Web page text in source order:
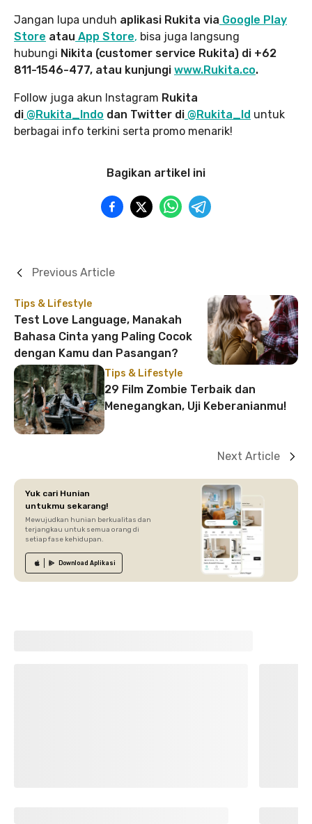
Jangan lupa unduh aplikasi Rukita via Google Play
Store atau App Store, bisa juga langsung
hubungi Nikita (customer service Rukita) di +62
811-1546-477, atau kunjungi www.Rukita.co.
Follow juga akun Instagram Rukita
di @Rukita_Indo dan Twitter di @Rukita_Id untuk
berbagai info terkini serta promo menarik!
Bagikan artikel ini
Tips & Lifestyle
Test Love Language, Manakah
Bahasa Cinta yang Paling Cocok
dengan Kamu dan Pasangan?
Previous Article
Tips & Lifestyle
29 Film Zombie Terbaik dan
Menegangkan, Uji Keberanianmu!
Next Article
Yuk cari Hunian
untukmu sekarang!
Mewujudkan hunian berkualitas dan
terjangkau untuk semua orang di
setiap fase kehidupan.
Download Aplikasi